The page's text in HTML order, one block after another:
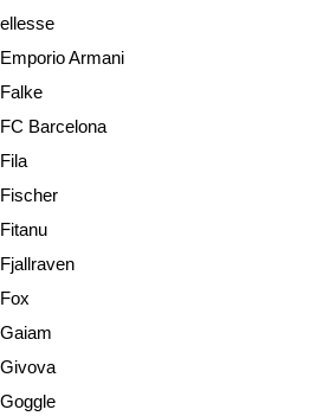
ellesse
Emporio Armani
Falke
FC Barcelona
Fila
Fischer
Fitanu
Fjallraven
Fox
Gaiam
Givova
Goggle